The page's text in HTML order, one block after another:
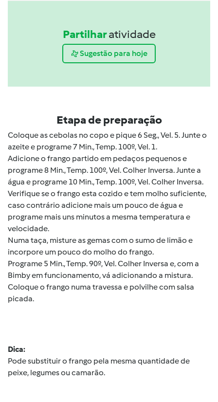
Partilharatividade
Sugestão para hoje
Etapa de preparação
Coloque as cebolas no copo e pique 6 Seg., Vel. 5. Junte o
azeite e programe 7 Min., Temp. 100º, Vel. 1.
Adicione o frango partido em pedaços pequenos e
programe 8 Min., Temp. 100º, Vel. Colher Inversa. Junte a
água e programe 10 Min., Temp. 100º, Vel. Colher Inversa.
Verifique se o frango esta cozido e tem molho suficiente,
caso contrário adicione mais um pouco de água e
programe mais uns minutos a mesma temperatura e
velocidade.
Numa taça, misture as gemas com o sumo de limão e
incorpore um pouco do molho do frango.
Programe 5 Min., Temp. 90º, Vel. Colher Inversa e, com a
Bimby em funcionamento, vá adicionando a mistura.
Coloque o frango numa travessa e polvilhe com salsa
picada.
Dica:
Pode substituir o frango pela mesma quantidade de
peixe, legumes ou camarão.